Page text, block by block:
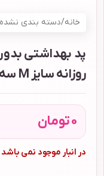
خانه/دسته بندی نشده
پد بهداشتی
روزانه سایز M سه بسته 20 عددی
0تومان
در انبار موجود نمی باشد